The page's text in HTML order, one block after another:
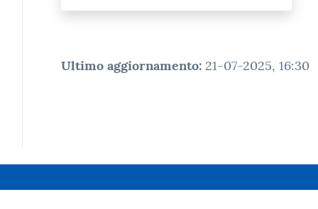
Ultimo aggiornamento: 21-07-2025, 16:30